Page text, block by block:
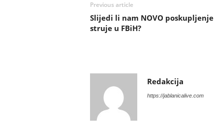
Previous article
Slijedi li nam NOVO poskupljenje
struje u FBiH?
Redakcija
https://jablanicalive.com